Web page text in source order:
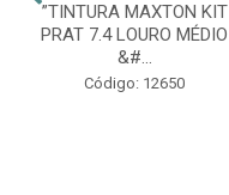
”TINTURA MAXTON KIT
PRAT 7.4 LOURO MÉDIO
&#...
Código: 12650